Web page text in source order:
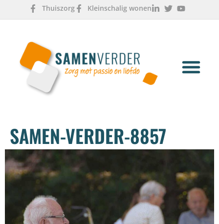
Thuiszorg Kleinschalig wonen
SAMEN-VERDER-8857